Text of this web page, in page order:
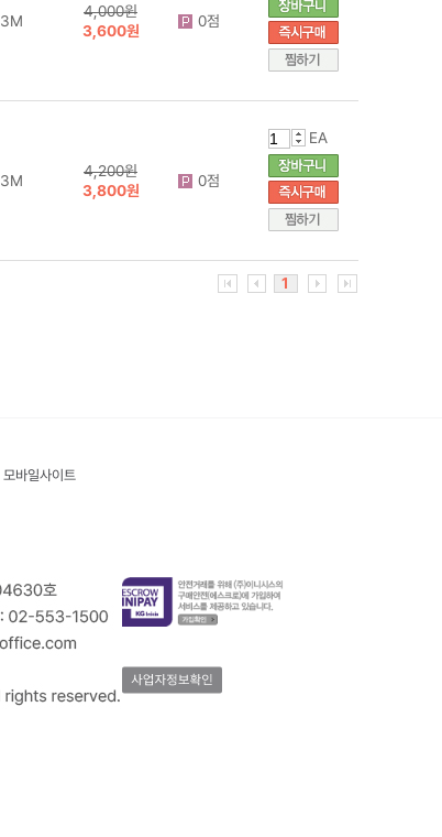
3M
4,000원
3,600원
0점
3M
4,200원
3,800원
0점
EA
1
모바일사이트